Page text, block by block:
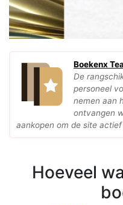
Boekenx
De
personeel
nemen aan
ontvangen
aankopen om de site
Hoeveel